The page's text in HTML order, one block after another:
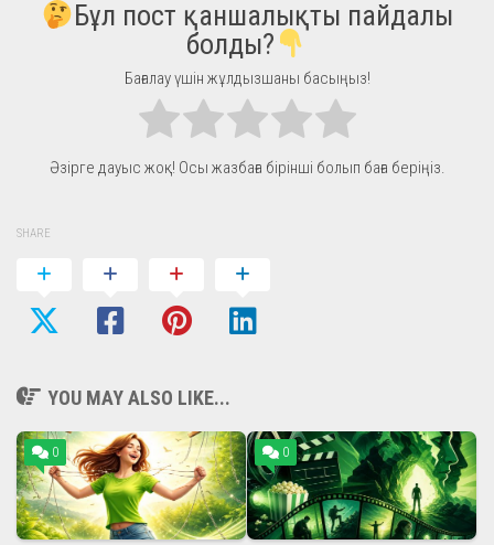
Бұл пост қаншалықты пайдалы
болды?
Бағалау үшін жұлдызшаны басыңыз!
Әзірге дауыс жоқ! Осы жазбаға бірінші болып баға беріңіз.
SHARE
YOU MAY ALSO LIKE...
0 0